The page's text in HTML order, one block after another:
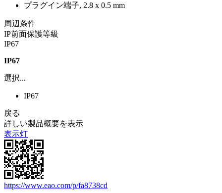
プラグイン端子, 2.8 x 0.5 mm
周辺条件
IP前面保護等級
IP67
IP67
選択...
IP67
戻る
詳しい製品概要を表示
表示灯
https://www.eao.com/p/fa8738cd